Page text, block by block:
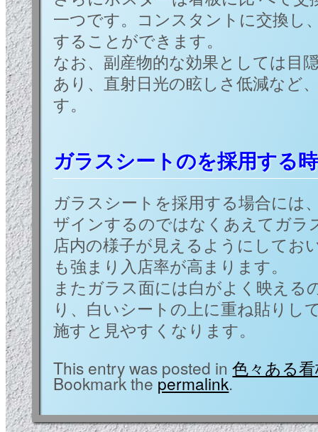
一つです。コンスタントに交換し
することができます。
なお、副産物的な効果としては目
あり、直射日光の眩しさ低減など
す。
ガラスシートのを採用する
ガラスシートを採用する場合には
ザインするのではなくあえてガラ
店内の様子が見えるようにしてお
も強まり入店率が高まります。
またガラス面には白がよく映える
り、白いシートの上に重ね貼りし
施すと見やすくなります。
This entry was posted in色々ある
Bookmark the permalink.